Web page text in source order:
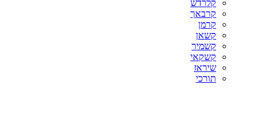
קלרדש
קרבאך
קרמן
קשאן
קשמיר
קשקאי
שיראז
תורכי